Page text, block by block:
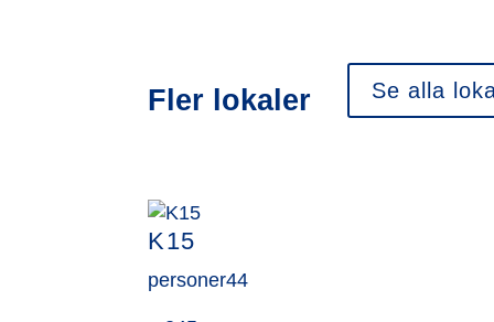
Fler lokaler Se alla
K15
personer44